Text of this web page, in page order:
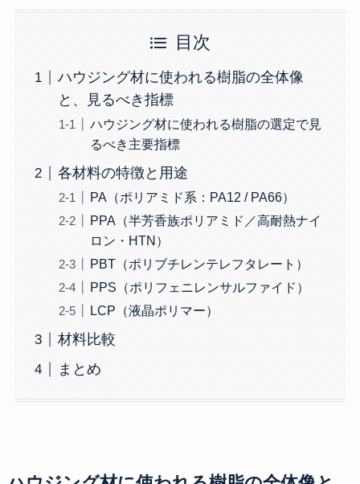
目次
ハウジング材に使われる樹脂の全体像
と、見るべき指標
ハウジング材に使われる樹脂の選定で見
るべき主要指標
各材料の特徴と用途
PA（ポリアミド系：PA12 / PA66）
PPA（半芳香族ポリアミド／高耐熱ナイ
ロン・HTN）
PBT（ポリブチレンテレフタレート）
PPS（ポリフェニレンサルファイド）
LCP（液晶ポリマー）
材料比較
まとめ